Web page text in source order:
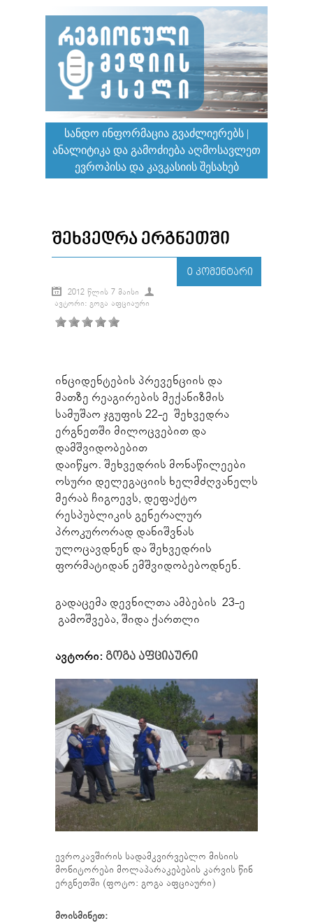
ᲡᲐᲜᲓᲝ ᲘᲜᲤᲝᲠᲛᲐᲪᲘᲐ ᲒᲕᲐᲫᲚᲘᲔᲠᲔᲑᲡ |
ᲐᲜᲐᲚᲘᲢᲘᲙᲐ ᲓᲐ ᲒᲐᲛᲝᲫᲘᲔᲑᲐ ᲐᲦᲛᲝᲡᲐᲕᲚᲔᲗ
ᲔᲕᲠᲝᲞᲘᲡᲐ ᲓᲐ ᲙᲐᲕᲙᲐᲡᲘᲘᲡ ᲨᲔᲡᲐᲮᲔᲑ
ᲨᲔᲮᲕᲔᲓᲠᲐ ᲔᲠᲒᲜᲔᲗᲨᲘ
0 ᲙᲝᲛᲔᲜᲢᲐᲠᲘ
2012 ᲬᲚᲘᲡ 7 ᲛᲐᲘᲡᲘ
ᲐᲕᲢᲝᲠᲘ: ᲒᲝᲒᲐ ᲐᲤᲪᲘᲐᲣᲠᲘ
ინციდენტების პრევენციის და
მათზე რეაგირების მექანიზმის
სამუშაო ჯგუფის 22-ე შეხვედრა
ერგნეთში მილოცვებით და
დამშვიდობებით
დაიწყო. შეხვედრის მონაწილეები
ოსური დელეგაციის ხელმძღვანელს
მერაბ ჩიგოევს, დეფაქტო
რესპუბლიკის გენერალურ
პროკურორად დანიშვნას
ულოცავდნენ და შეხვედრის
ფორმატიდან ემშვიდობებოდნენ.
გადაცემა დევნილთა ამბების 23-ე
გამოშვება, შიდა ქართლი
ავტორი: გოგა აფციაური
ევროკავშირის სადამკვირვებლო მისიის
მონიტორები მოლაპარაკებების კარვის წინ
ერგნეთში (ფოტო: გოგა აფციაური)
მოისმინეთ: